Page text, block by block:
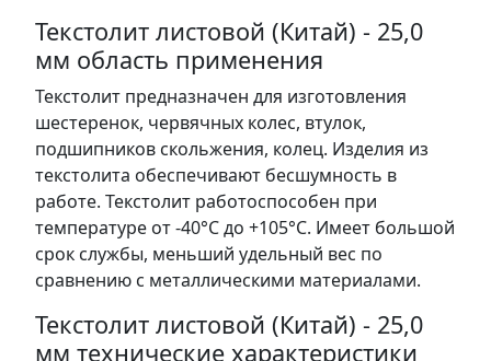
Текстолит листовой (Китай) - 25,0
мм область применения
Текстолит предназначен для изготовления
шестеренок, червячных колес, втулок,
подшипников скольжения, колец. Изделия из
текстолита обеспечивают бесшумность в
работе. Текстолит работоспособен при
температуре от -40°С до +105°С. Имеет большой
срок службы, меньший удельный вес по
сравнению с металлическими материалами.
Текстолит листовой (Китай) - 25,0
мм технические характеристики